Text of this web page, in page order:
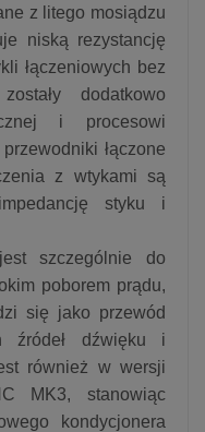
z litego mosiądzu
niską rezystancję
łączeniowych bez
dodatkowo
i procesowi
łączone
z wtykami są
styku i
szczególnie do
poborem prądu,
się jako przewód
źródeł dźwięku i
również w wersji
MK3, stanowiąc
kondycjonera